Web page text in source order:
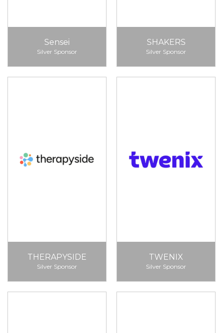
Sensei
Silver Sponsor
SHAKERS
Silver Sponsor
THERAPYSIDE
Silver Sponsor
TWENIX
Silver Sponsor